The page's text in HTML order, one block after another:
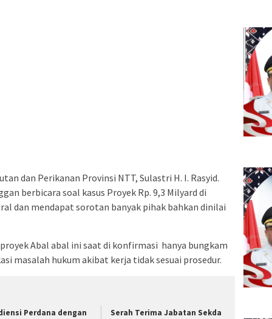
dan Perikanan Provinsi NTT, Sulastri H. I. Rasyid.
berbicara soal kasus Proyek Rp. 9,3 Milyard di
dan mendapat sorotan banyak pihak bahkan dinilai
Abal abal ini saat di konfirmasi hanya bungkam
masalah hukum akibat kerja tidak sesuai prosedur.
Perdana dengan
Serah Terima Jabatan Sekda